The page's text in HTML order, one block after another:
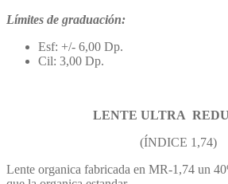
Límites de graduación:
Esf: +/- 6,00 Dp.
Cil: 3,00 Dp.
LENTE ULTRA
(ÍNDICE 1,74)
Lente organica fabricada en MR-1,74 un